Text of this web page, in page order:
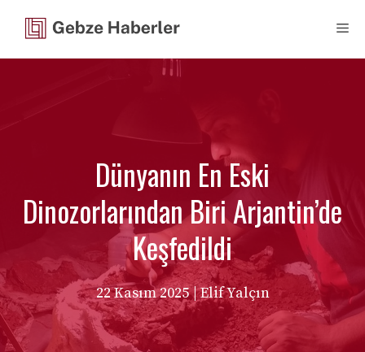
Dünyanın En Eski
Dinozorlarından Biri Arjantin’de
Keşfedildi
22 Kasım 2025 | Elif Yalçın